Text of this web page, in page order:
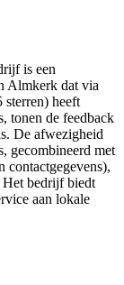
is een
Almkerk dat via
sterren) heeft
tonen de feedback
De afwezigheid
gecombineerd met
contactgegevens),
Het bedrijf biedt
aan lokale